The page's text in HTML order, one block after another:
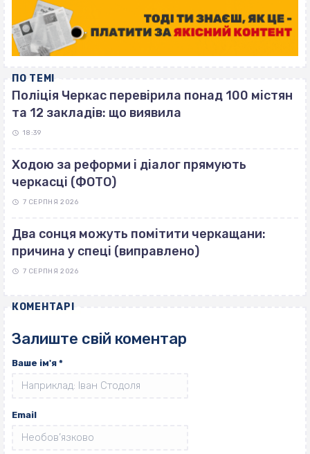
ПО ТЕМІ
Поліція Черкас перевірила понад 100 містян
та 12 закладів: що виявила
18:39
Ходою за реформи і діалог прямують
черкасці (ФОТО)
7 СЕРПНЯ 2026
Два сонця можуть помітити черкащани:
причина у спеці (виправлено)
7 СЕРПНЯ 2026
КОМЕНТАРІ
Залиште свій коментар
Ваше ім'я *
Email